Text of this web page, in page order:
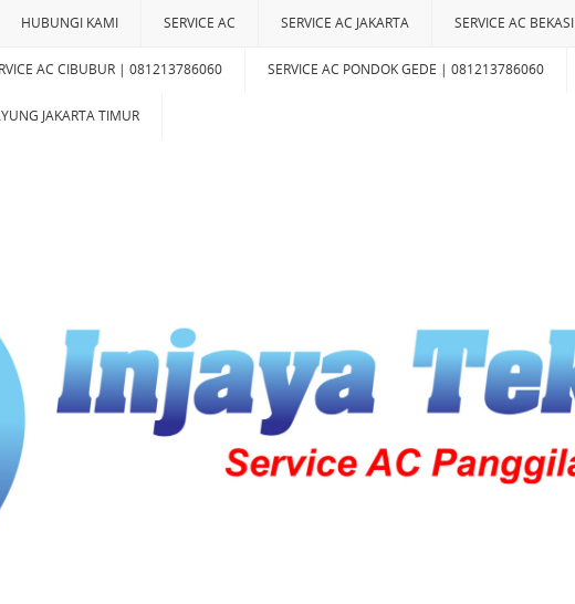
HUBUNGI KAMI SERVICE AC SERVICE AC JAKARTA SERVICE AC BEKASI
AC CIBUBUR | 081213786060 SERVICE AC PONDOK GEDE | 081213786060
JAKARTA TIMUR